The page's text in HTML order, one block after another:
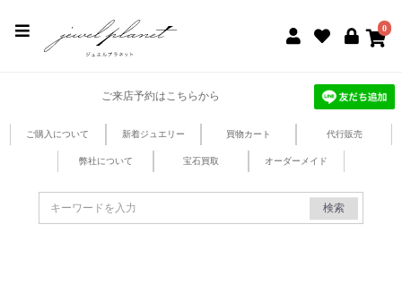
0
ご来店予約はこちらから
ご購入について 新着ジュエリー 買物カート 代行販売
弊社について 宝石買取 オーダーメイド
検索